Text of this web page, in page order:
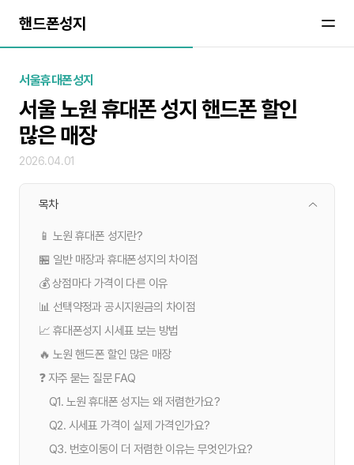
핸드폰성지
서울휴대폰성지
서울 노원 휴대폰 성지 핸드폰 할인
많은 매장
2026.04.01
목차
📱 노원 휴대폰 성지란?
🏪 일반 매장과 휴대폰성지의 차이점
💰 상점마다 가격이 다른 이유
📊 선택약정과 공시지원금의 차이점
📈 휴대폰성지 시세표 보는 방법
🔥 노원 핸드폰 할인 많은 매장
❓ 자주 묻는 질문 FAQ
Q1. 노원 휴대폰 성지는 왜 저렴한가요?
Q2. 시세표 가격이 실제 가격인가요?
Q3. 번호이동이 더 저렴한 이유는 무엇인가요?